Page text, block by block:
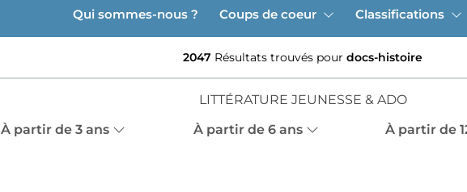
Qui sommes-nous ? Coups de coeur Classifications
2047 Résultats trouvés pour docs-histoire
LITTÉRATURE JEUNESSE & ADO
À partir de 3 ans À partir de 6 ans À partir de